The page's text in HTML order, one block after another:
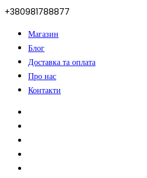
+380981788877
Магазин
Блог
Доставка та оплата
Про нас
Контакти